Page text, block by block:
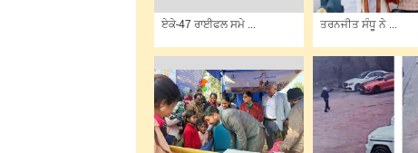
ਏਕੇ-47 ਰਾਈਫਲ ਸਮੇ ... ਤਰਨਜੀਤ ਸੰਧੂ ਨੇ ...